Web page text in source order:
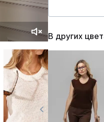
В других